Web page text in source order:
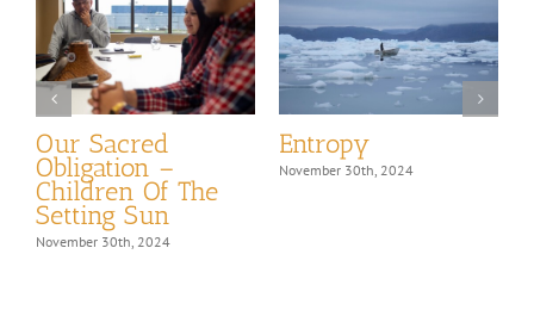
Our Sacred
Obligation –
Children Of The
Setting Sun
November 30th, 2024
Entropy
November 30th, 2024